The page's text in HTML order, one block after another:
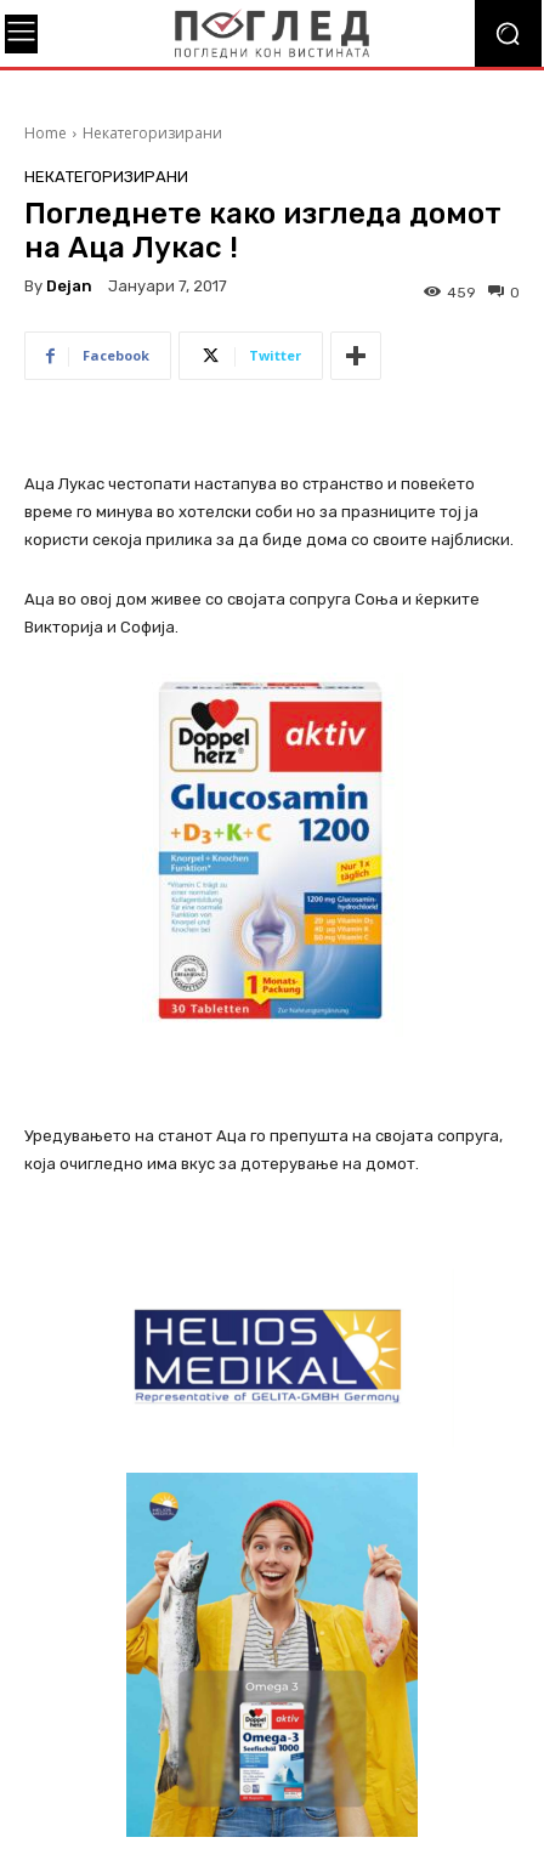
Home Некатегоризирани
НЕКАТЕГОРИЗИРАНИ
Погледнете како изгледа домот
на Аца Лукас !
By Dejan Јануари 7, 2017 0
459
Facebook Twitter
Аца Лукас честопати настапува во странство и повеќето
време го минува во хотелски соби но за празниците тој ја
користи секоја прилика за да биде дома со своите најблиски.
Аца во овој дом живее со својата сопруга Соња и ќерките
Викторија и Софија.
Уредувањето на станот Аца го препушта на својата сопруга,
која очигледно има вкус за дотерување на домот.